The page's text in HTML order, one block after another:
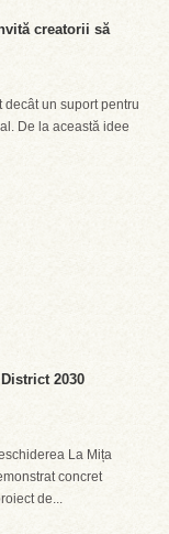
creatorii să
un suport pentru
De la această idee
2030
La Mița
concret
de...